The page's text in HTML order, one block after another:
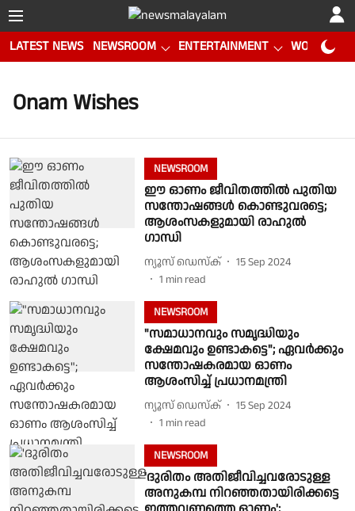
LATEST NEWS NEWSROOM ENTERTAINMENT WORLD CUP
Onam Wishes
NEWSROOM
ഈ ഓണം ജീവിതത്തിൽ പുതിയ
സന്തോഷങ്ങൾ കൊണ്ടുവരട്ടെ;
ആശംസകളുമായി രാഹുൽ
ഗാന്ധി
ന്യൂസ് ഡെസ്ക്
15 Sep 2024
1 min read
NEWSROOM
"സമാധാനവും സമൃദ്ധിയും
ക്ഷേമവും ഉണ്ടാകട്ടെ"; ഏവർക്കും
സന്തോഷകരമായ ഓണം
ആശംസിച്ച് പ്രധാനമന്ത്രി
ന്യൂസ് ഡെസ്ക്
15 Sep 2024
1 min read
NEWSROOM
'ദുരിതം അതിജീവിച്ചവരോടുള്ള
അനുകമ്പ നിറഞ്ഞതായിരിക്കട്ടെ